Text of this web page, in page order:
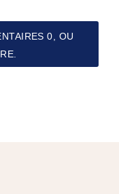
0, OU